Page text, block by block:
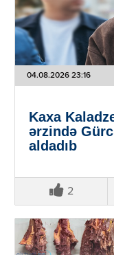
04.08.2026 23:16
Kaxa
ərzində
aldadıb
2